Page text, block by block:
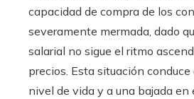
capacidad de compra de los
severamente mermada, dado
salarial no sigue el ritmo
precios. Esta situación
nivel de vida y a una bajada en